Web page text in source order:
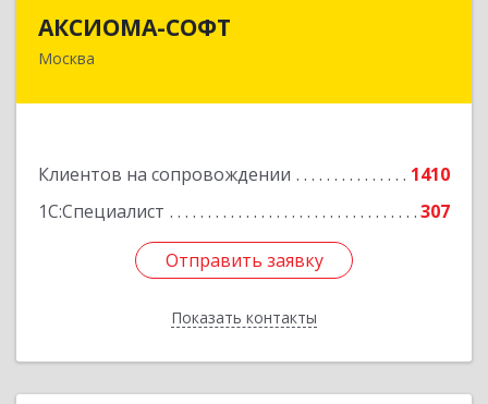
АКСИОМА-СОФТ
Москва
Клиентов на сопровождении
1410
1С:Специалист
307
Отправить заявку
Показать контакты
105066, Москва г, вн.тер.г. муниципальный
Подробнее
Отправить заявку
Назад